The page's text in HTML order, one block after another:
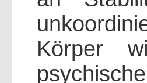
Körper